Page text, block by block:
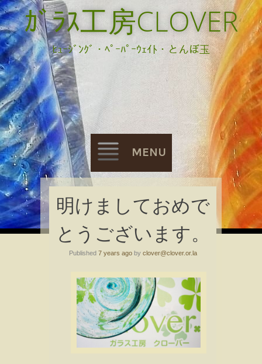
ｶﾞﾗｽ工房CLOVER
ﾋｭｰｼﾞﾝｸﾞ・ﾍﾟｰﾊﾟｰｳｪｲﾄ・とんぼ玉
MENU
Skip
to
content
明けましておめで
とうございます。
Published 7 years agoby clover@clover.or.la